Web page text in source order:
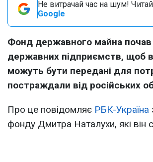
Не витрачай час на шум! Читай
Google
Фонд державного майна
державних підприємств, щоб
можуть бути передані для
постраждали від російських
Про це повідомляє РБК-Україна
фонду Дмитра Наталухи, які він